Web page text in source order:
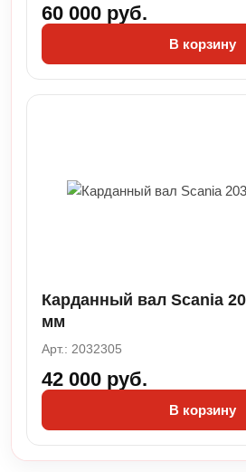
60 000 руб.
В корзину
Карданный вал Scania
мм
Арт.: 2032305
42 000 руб.
В корзину